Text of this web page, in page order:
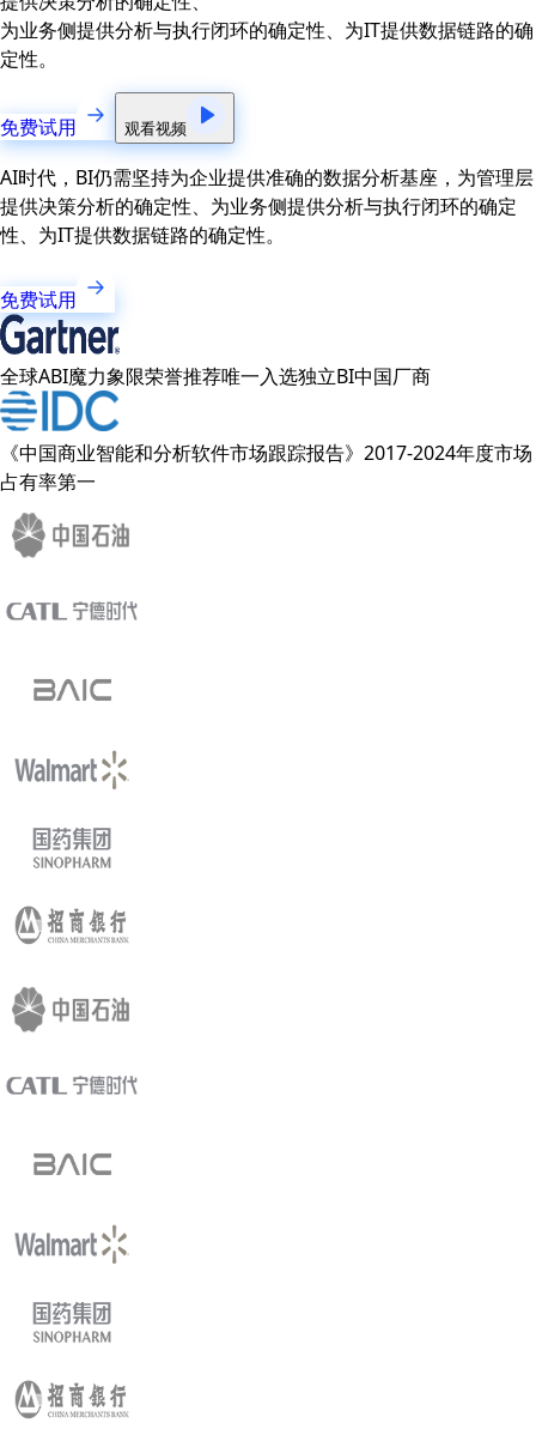
为业务侧提供分析与执行闭环的确定性、为IT提供数据链路的确
定性。
免费试用 观看视频
AI时代，BI仍需坚持为企业提供准确的数据分析基座，为管理层
提供决策分析的确定性、为业务侧提供分析与执行闭环的确定
性、为IT提供数据链路的确定性。
免费试用
全球ABI魔力象限荣誉推荐唯一入选独立BI中国厂商
《中国商业智能和分析软件市场跟踪报告》2017-2024年度市场
占有率第一